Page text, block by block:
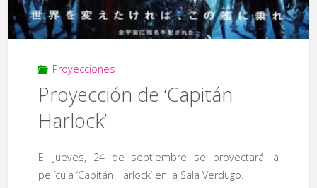
Proyecciones
Proyección de ‘Capitán
Harlock’
El Jueves, 24 de septiembre se proyectará la
película ‘Capitán Harlock’ en la Sala Verdugo.